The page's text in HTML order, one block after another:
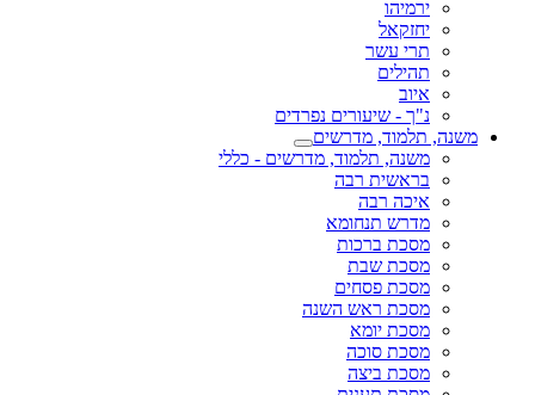
ירמיהו
יחזקאל
תרי עשר
תהילים
איוב
נ"ך - שיעורים נפרדים
משנה, תלמוד, מדרשים
משנה, תלמוד, מדרשים - כללי
בראשית רבה
איכה רבה
מדרש תנחומא
מסכת ברכות
מסכת שבת
מסכת פסחים
מסכת ראש השנה
מסכת יומא
מסכת סוכה
מסכת ביצה